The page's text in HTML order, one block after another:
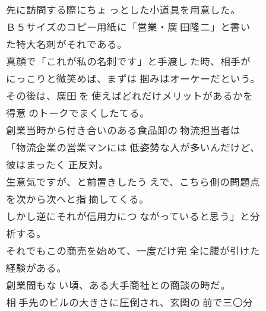
先に訪問する際にちょ っとした小道具を用意した。
Ｂ５サイズのコピー用紙に「営業・廣 田隆二」と書い
た特大名刺がそれである。
真顔で「これが私の名刺です」と手渡し た時、相手が
にっこりと微笑めば、まずは 掴みはオーケーだという。
その後は、廣田 を 使えばどれだけメリットがあるかを
得意 のトークでまくしたてる。
創業当時から付き合いのある食品卸の 物流担当者は
「物流企業の営業マンには 低姿勢な人が多いんだけど、
彼はまったく 正反対。
生意気ですが、と前置きしたう えで、こちら側の問題点
を次から次へと指 摘してくる。
しかし逆にそれが信用力につ ながっていると思う」と分
析する。
それでもこの商売を始めて、一度だけ完 全に腰が引けた
経験がある。
創業間もな い頃、ある大手商社との商談の時だ。
相 手先のビルの大きさに圧倒され、玄関の 前で三〇分